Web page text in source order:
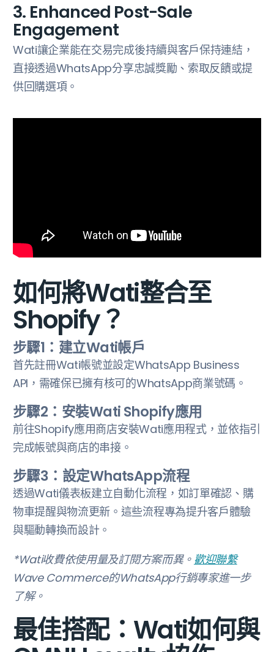
3. Enhanced Post-Sale
Engagement
‍Wati讓企業能在交易完成後持續與客戶保持連結，
直接透過WhatsApp分享忠誠獎勵、索取反饋或提
供回購選項。
如何將Wati整合至
Shopify？
步驟1：建立Wati帳戶
‍首先註冊Wati帳號並設定WhatsApp Business
API，需確保已擁有核可的WhatsApp商業號碼。
步驟2：安裝Wati Shopify應用
‍前往Shopify應用商店安裝Wati應用程式，並依指引
完成帳號與商店的串接。
步驟3：設定WhatsApp流程
‍透過Wati儀表板建立自動化流程，如訂單確認、購
物車提醒與物流更新。這些流程專為提升客戶體驗
與驅動轉換而設計。
*Wati收費依使用量及訂閱方案而異。 歡迎聯繫
Wave Commerce的WhatsApp行銷專家進一步
了解。
最佳搭配：Wati如何與